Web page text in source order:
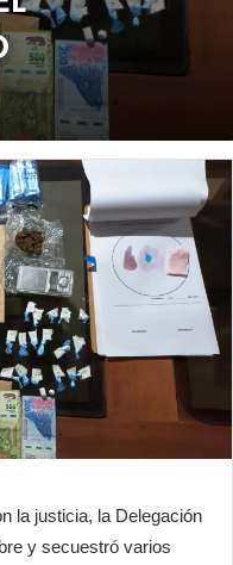
la justicia, la Delegación
y secuestró varios